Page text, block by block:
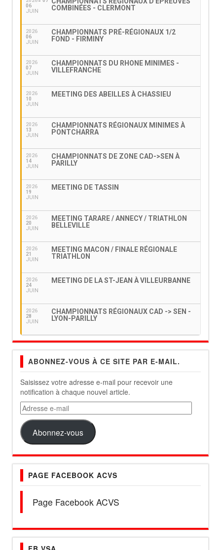
06
JUIN
COMBINÉES - CLERMONT
2026
06
JUIN
CHAMPIONNATS PRÉ-RÉGIONAUX 1/2
FOND - FIRMINY
2026
07
JUIN
CHAMPIONNATS DU RHONE MINIMES -
VILLEFRANCHE
2026
10
JUIN
MEETING DES ABEILLES À CHASSIEU
2026
13
JUIN
CHAMPIONNATS RÉGIONAUX MINIMES À
PONTCHARRA
2026
14
JUIN
CHAMPIONNATS DE ZONE CAD->SEN À
PARILLY
2026
19
JUIN
MEETING DE TASSIN
2026
20
JUIN
MEETING TARARE / ANNECY / TRIATHLON
BELLEVILLE
2026
21
JUIN
MEETING MACON / FINALE RÉGIONALE
TRIATHLON
2026
24
JUIN
MEETING DE LA ST-JEAN À VILLEURBANNE
2026
28
JUIN
CHAMPIONNATS RÉGIONAUX CAD -> SEN -
LYON-PARILLY
ABONNEZ-VOUS À CE SITE PAR E-MAIL.
Saisissez votre adresse e-mail pour recevoir une
notification à chaque nouvel article.
Adresse
e-
mail
Abonnez-vous
PAGE FACEBOOK ACVS
Page Facebook ACVS